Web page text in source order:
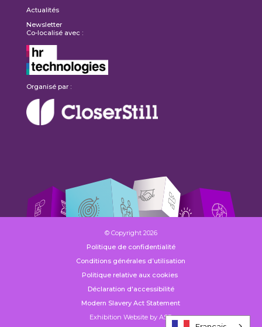
Actualités
Newsletter
Co-localisé avec :
Organisé par :
© Copyright 2026
Politique de confidentialité
Conditions générales d’utilisation
Politique relative aux cookies
Déclaration d'accessibilité
Modern Slavery Act Statement
Exhibition Website by ASP